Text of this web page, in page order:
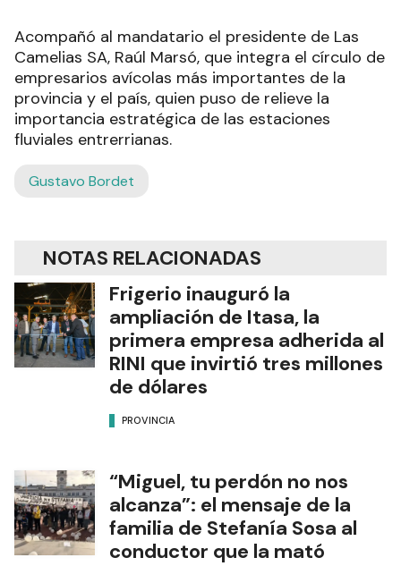
Acompañó al mandatario el presidente de Las
Camelias SA, Raúl Marsó, que integra el círculo de
empresarios avícolas más importantes de la
provincia y el país, quien puso de relieve la
importancia estratégica de las estaciones
fluviales entrerrianas.
Gustavo Bordet
NOTAS RELACIONADAS
Frigerio inauguró la
ampliación de Itasa, la
primera empresa adherida al
RINI que invirtió tres millones
de dólares
PROVINCIA
“Miguel, tu perdón no nos
alcanza”: el mensaje de la
familia de Stefanía Sosa al
conductor que la mató